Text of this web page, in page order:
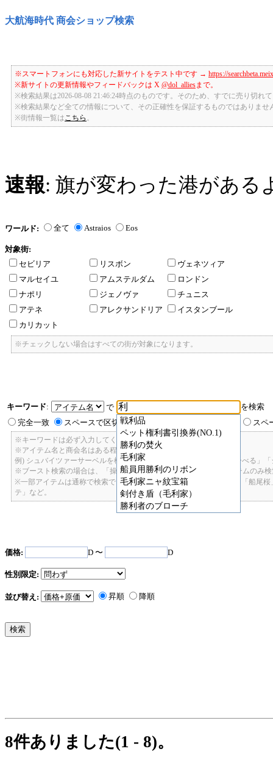
大航海時代 商会ショップ検索
※スマートフォンにも対応した新サイトをテスト中です → https://
※新サイトの更新情報やフィードバックは X @dol_alliesまで。
※検索結果は2026-08-08 21:46:24時点のものです。そのため、すでに売り切れ
※検索結果など全ての情報について、その正確性を保証するものではありませ
※街情報一覧は こちら
速報: 旗が変わった港がある
ワールド: 全て Astraios Eos
対象街:
セビリア
リスボン
ヴェネツィア
マルセイユ
アムステルダム
ロンドン
ナポリ
ジェノヴァ
チュニス
アテネ
アレクサンドリア
イスタンブール
カリカット
※チェックしない場合はすべての街が対象になります。
キーワード:
で
戦利品
ペット権利書引換券(NO.1)
勝利の焚火
毛利家
船員用勝利のリボン
毛利家ニャ紋宝箱
剣付き盾（毛利家）
勝利者のブローチ
を検索
完全一致
スペースで区切ったキーワードのいずれかを含む スペ
※キーワードは必ず入力してください。
※アイテム名と商会名はある程度曖昧に検索できます。
例) シュバイツァーサーベルを検索したい場合: 「しゅばいつあーさーべる」
※ブースト検索の場合は、「操舵+2」で検索すると、操舵+2のアイテムのみ
※一部アイテムは通称で検索できます。「カテ1」「C1」「ロット1」「船尾
テ」など。
価格: D 〜 D
性別限定:
並び替え: 昇順 降順
8件ありました(1 - 8)。